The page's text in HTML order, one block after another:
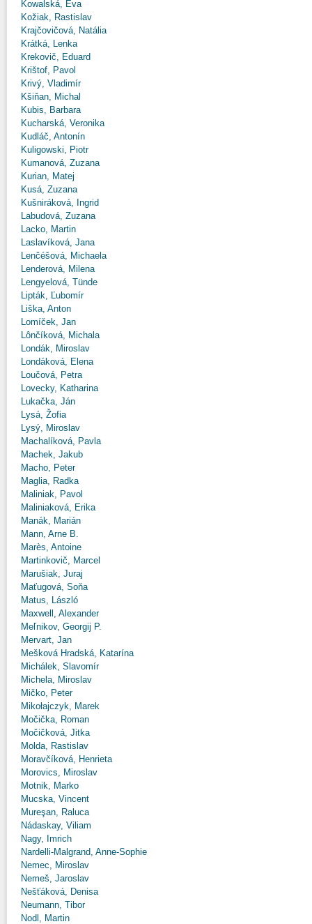
Kowalská, Eva
Kožiak, Rastislav
Krajčovičová, Natália
Krátká, Lenka
Krekovič, Eduard
Krištof, Pavol
Krivý, Vladimír
Kšiňan, Michal
Kubis, Barbara
Kucharská, Veronika
Kudláč, Antonín
Kuligowski, Piotr
Kumanová, Zuzana
Kurian, Matej
Kusá, Zuzana
Kušniráková, Ingrid
Labudová, Zuzana
Lacko, Martin
Laslavíková, Jana
Lenčéšová, Michaela
Lenderová, Milena
Lengyelová, Tünde
Lipták, Ľubomír
Liška, Anton
Lomíček, Jan
Lônčíková, Michala
Londák, Miroslav
Londáková, Elena
Loučová, Petra
Lovecky, Katharina
Lukačka, Ján
Lysá, Žofia
Lysý, Miroslav
Machalíková, Pavla
Machek, Jakub
Macho, Peter
Maglia, Radka
Maliniak, Pavol
Maliniaková, Erika
Manák, Marián
Mann, Arne B.
Marès, Antoine
Martinkovič, Marcel
Marušiak, Juraj
Maťugová, Soňa
Matus, László
Maxwell, Alexander
Meľnikov, Georgij P.
Mervart, Jan
Mešková Hradská, Katarína
Michálek, Slavomír
Michela, Miroslav
Mičko, Peter
Mikołajczyk, Marek
Močička, Roman
Močičková, Jitka
Molda, Rastislav
Moravčíková, Henrieta
Morovics, Miroslav
Motnik, Marko
Mucska, Vincent
Mureşan, Raluca
Nádaskay, Viliam
Nagy, Imrich
Nardelli-Malgrand, Anne-Sophie
Nemec, Miroslav
Nemeš, Jaroslav
Nešťáková, Denisa
Neumann, Tibor
Nodl, Martin